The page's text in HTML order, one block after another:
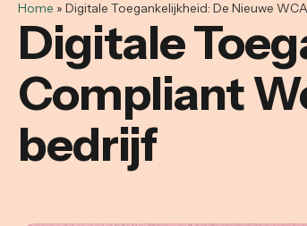
Home » Digitale Toegankelijkheid: De Nieuwe
Digitale
Compliant
bedrijf